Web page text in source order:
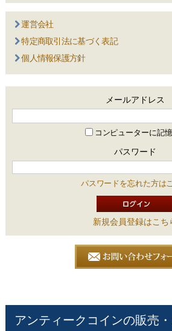
運営会社
特定商取引法に基づく表記
個人情報保護方針
メールアドレス
コンピューターに記
パスワード
パスワードを忘れた方は
新規会員登録はこち
アンティークコインの販売